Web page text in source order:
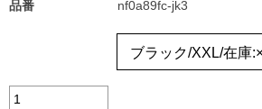
品番 nf0a89fc-jk3